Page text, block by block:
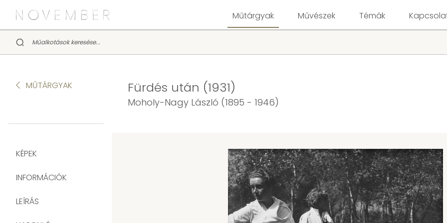
Műtárgyak Művészek Témák
MŰTÁRGYAK
KÉPEK
INFORMÁCIÓK
LEÍRÁS
Fürdés után (1931)
Moholy-Nagy László (1895 - 1946)